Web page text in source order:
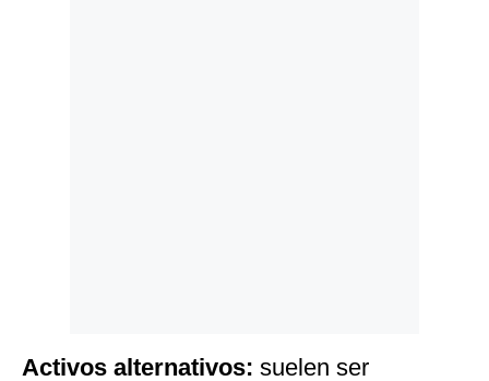
Activos alternativos: suelen ser